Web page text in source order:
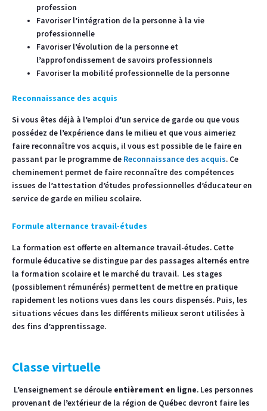
profession
Favoriser l’intégration de la personne à la vie
professionnelle
Favoriser l’évolution de la personne et
l’approfondissement de savoirs professionnels
Favoriser la mobilité professionnelle de la personne
Reconnaissance des acquis
Si vous êtes déjà à l’emploi d’un service de garde ou que vous
possédez de l’expérience dans le milieu et que vous aimeriez
faire reconnaître vos acquis, il vous est possible de le faire en
passant par le programme de Reconnaissance des acquis. Ce
cheminement permet de faire reconnaître des compétences
issues de l’attestation d’études professionnelles d’éducateur en
service de garde en milieu scolaire.
Formule alternance travail-études
La formation est offerte en alternance travail-études. Cette
formule éducative se distingue par des passages alternés entre
la formation scolaire et le marché du travail. Les stages
(possiblement rémunérés) permettent de mettre en pratique
rapidement les notions vues dans les cours dispensés. Puis, les
situations vécues dans les différents milieux seront utilisées à
des fins d’apprentissage.
Classevirtuelle
L’enseignement se déroule entièrement en ligne. Les personnes
provenant de l’extérieur de la région de Québec devront faire les